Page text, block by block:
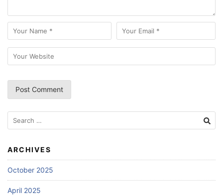
Search
for:
ARCHIVES
October 2025
April 2025